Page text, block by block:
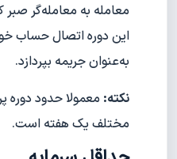
معامله به معامله‌گر صبر
این دوره اتصال حساب
به‌عنوان جریمه بپردازد.
نکته: معمولا حدود دوره
مختلف یک هفته است.